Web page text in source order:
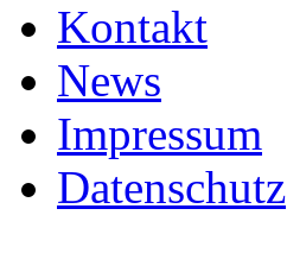
Kontakt
News
Impressum
Datenschutz